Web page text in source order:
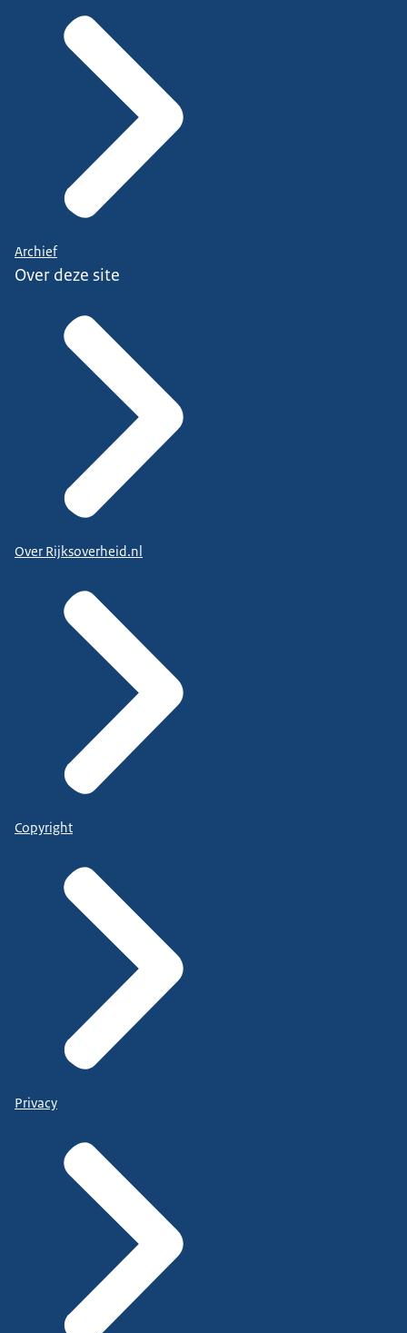
Archief
Over deze site
Over Rijksoverheid.nl
Copyright
Privacy